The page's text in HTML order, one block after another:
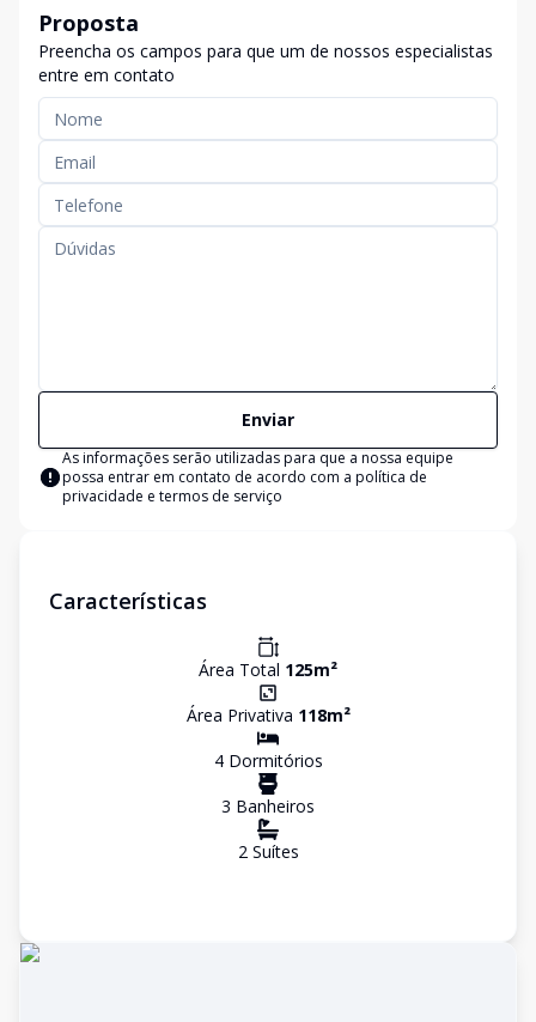
Proposta
Preencha os campos para que um de nossos especialistas
entre em contato
Enviar
As informações serão utilizadas para que a nossa equipe
possa entrar em contato de acordo com a política de
privacidade e termos de serviço
Características
Área Total 125m²
Área Privativa 118m²
4Dormitórios
3 Banheiros
2Suítes